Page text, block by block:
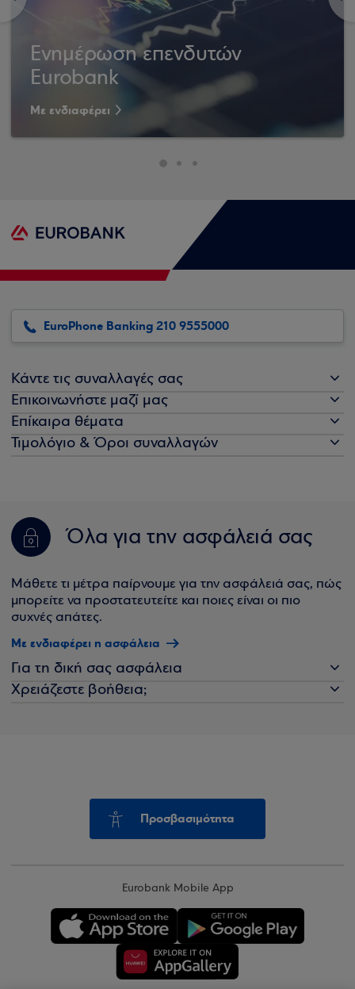
Ενημέρωση επενδυτών
Eurobank
Με ενδιαφέρει
EuroPhone Banking 210 9555000
Κάντε τις συναλλαγές σας
Επικοινωνήστε μαζί μας
Επίκαιρα θέματα
Τιμολόγιο & Όροι συναλλαγών
Όλα για την ασφάλειά σας
Μάθετε τι μέτρα παίρνουμε για την ασφάλειά σας, πώς
μπορείτε να προστατευτείτε και ποιες είναι οι πιο
συχνές απάτες.
Με ενδιαφέρει η ασφάλεια
Για τη δική σας ασφάλεια
Χρειάζεστε βοήθεια;
Προσβασιμότητα
Eurobank Mobile App